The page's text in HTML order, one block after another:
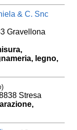
& C. Snc
Gravellona
legno,
)
Stresa